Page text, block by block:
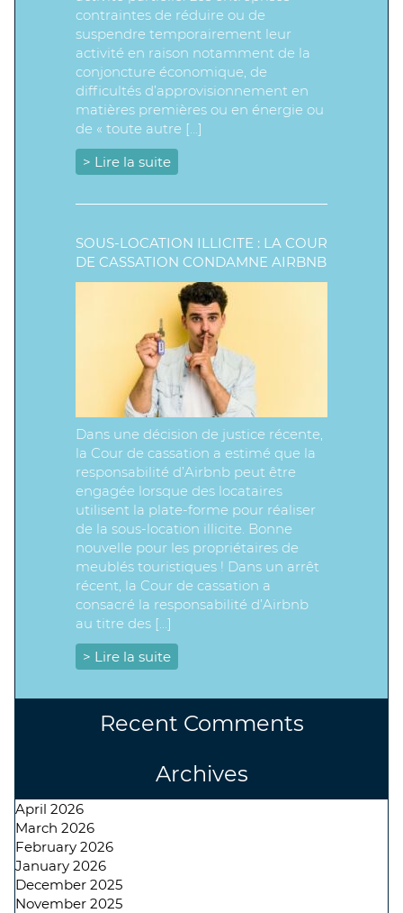
contraintes de réduire ou de
suspendre temporairement leur
activité en raison notamment de la
conjoncture économique, de
difficultés d’approvisionnement en
matières premières ou en énergie ou
de « toute autre […]
> Lire la suite
SOUS-LOCATION ILLICITE : LA COUR
DE CASSATION CONDAMNE AIRBNB
Dans une décision de justice récente,
la Cour de cassation a estimé que la
responsabilité d’Airbnb peut être
engagée lorsque des locataires
utilisent la plate-forme pour réaliser
de la sous-location illicite. Bonne
nouvelle pour les propriétaires de
meublés touristiques ! Dans un arrêt
récent, la Cour de cassation a
consacré la responsabilité d’Airbnb
au titre des […]
> Lire la suite
Recent Comments
Archives
April 2026
March 2026
February 2026
January 2026
December 2025
November 2025